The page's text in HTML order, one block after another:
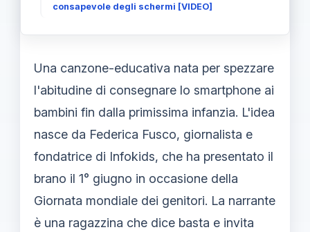
consapevole degli schermi [VIDEO]
Una canzone-educativa nata per spezzare
l'abitudine di consegnare lo smartphone ai
bambini fin dalla primissima infanzia. L'idea
nasce da Federica Fusco, giornalista e
fondatrice di Infokids, che ha presentato il
brano il 1° giugno in occasione della
Giornata mondiale dei genitori. La narrante
è una ragazzina che dice basta e invita